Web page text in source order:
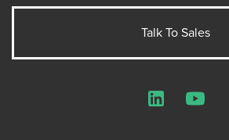
Talk To Sales
LinkedInYouTube